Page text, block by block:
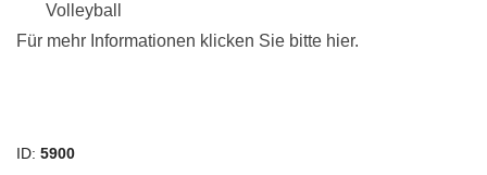
Volleyball
Für mehr Informationen klicken Sie bitte hier.
ID: 5900